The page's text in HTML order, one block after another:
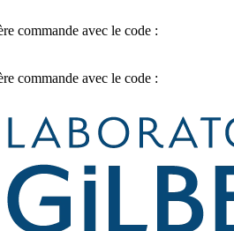
commande avec le code :
commande avec le code :